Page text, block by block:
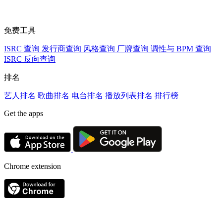
免费工具
ISRC 查询 发行商查询 风格查询 厂牌查询 调性与 BPM 查询
ISRC 反向查询
排名
艺人排名 歌曲排名 电台排名 播放列表排名 排行榜
Get the apps
Chrome extension